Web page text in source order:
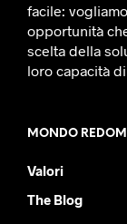
facile:
opportunità
scelta della
loro capacità
MONDO
Valori
The Blog